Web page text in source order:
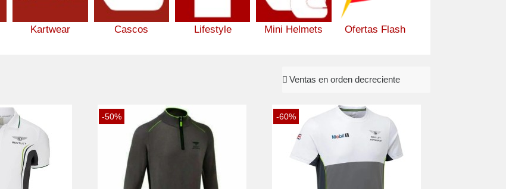
Kartwear Cascos Lifestyle Mini Helmets Ofertas Flash
-50% -60%